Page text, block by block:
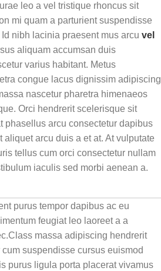
leo a vel tristique rhoncus sit
mi quam a parturient suspendisse
nibh lacinia praesent mus arcu vel
aliquam accumsan duis
varius habitant. Metus
congue lacus dignissim adipiscing
nascetur pharetra himenaeos
Orci hendrerit scelerisque sit
phasellus arcu consectetur dapibus
aliquet arcu duis a et at. At vulputate
tellus cum orci consectetur nullam
iaculis sed morbi aenean a.
purus tempor dapibus ac eu
feugiat leo laoreet a a
massa adipiscing hendrerit
suspendisse cursus euismod
purus ligula porta placerat vivamus